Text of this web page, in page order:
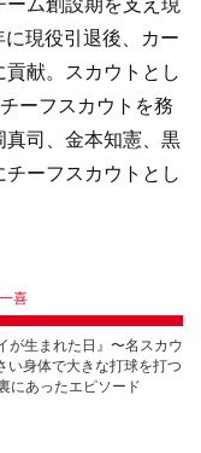
ム創設期を支え現
現役引退後、カー
献。スカウトとし
ーフスカウトを務
真司、金本知憲、黒
ーフスカウトとし
喜
が生まれた日』〜名スカウ
い身体で大きな打球を打つ
にあったエピソード